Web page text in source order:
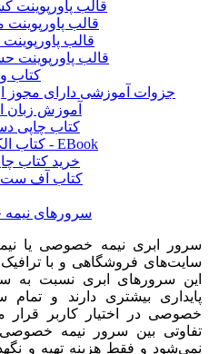
قالب پاورپوینت
قالب
قالب
قالب پاورپوینت
کتاب
جزوات آموزشی دارای مجوز
آموزش زبان
کتاب چاپی
کتاب الکترونیک - EBook
خرید کتاب
کتاب آف ست
سرورهای
سرور ابری نیمه خصوصی یا
سایت‌های فروشگاهی و با ترافیک
این سرورهای ابری نسبت به
پایداری بیشتری دارند و
خصوصی در اختیار کاربر قرار
تفاوتی بین سرور نیمه
نمی‌شود و فقط هزینه تهیه و